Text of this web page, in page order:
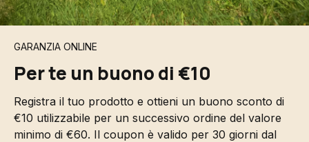
GARANZIA ONLINE
Per te un buono di €10
Registra il tuo prodotto e ottieni un buono sconto di
€10 utilizzabile per un successivo ordine del valore
minimo di €60. Il coupon è valido per 30 giorni dal